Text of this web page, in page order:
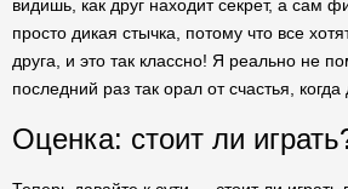
видишь, как друг находит секрет, а сам
просто дикая стычка, потому что все
друга, и это так классно! Я реально не
последний раз так орал от счастья,
Оценка: стоит ли